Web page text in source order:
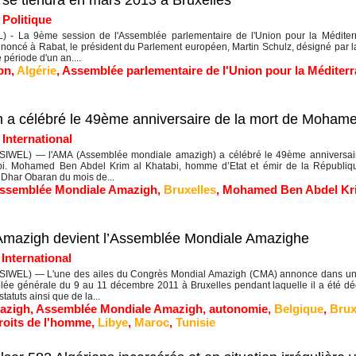
Politique
- La 9ème session de l'Assemblée parlementaire de l'Union pour la
à Rabat, le président du Parlement européen, Martin Schulz, désigné par
période d'un an....
,Algérie,Assemblée parlementaire de l'Union pour la
a célébré le 49ème anniversaire de la mort de
International
— l'AMA (Assemblée mondiale amazigh) a célébré le 49ème
Mohamed Ben Abdel Krim al Khatabi, homme d’Etat et émir de la
Obaran du mois de...
Mondiale Amazigh, Bruxelles, Mohamed Ben Abdel
devient l’Assemblée Mondiale Amazighe
International
— L'une des ailes du Congrès Mondial Amazigh (CMA) annonce dans
générale du 9 au 11 décembre 2011 à Bruxelles pendant laquelle il a été
ainsi que de la...
,Assemblée Mondiale Amazigh, autonomie, Belgique,
de l'homme, Libye, Maroc, Tunisie